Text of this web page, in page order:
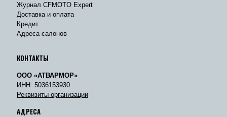
Журнал CFMOTO Expert
Доставка и оплата
Кредит
Адреса салонов
КОНТАКТЫ
ООО «АТВАРМОР»
ИНН: 5036153930
Реквизиты организации
АДРЕСА